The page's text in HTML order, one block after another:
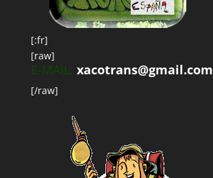
[:fr]
[raw]
E-MAIL: xacotrans@gmail.com
[/raw]